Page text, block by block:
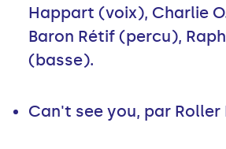
Happart (voix), Charlie
Baron Rétif (percu),
(basse).
Can't see you, par Roller